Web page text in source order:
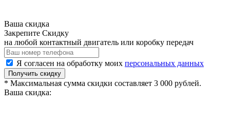
Ваша скидка
Закрепите Скидку
на любой контактный двигатель или коробку передач
Я согласен на обработку моих персональных данных
Получить скидку
* Максимальная сумма скидки составляет 3 000 рублей.
Ваша скидка: